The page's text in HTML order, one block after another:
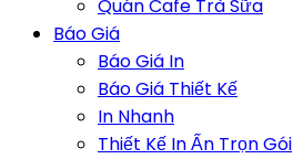
Quán Cafe Trà Sữa
Báo Giá
Báo Giá In
Báo Giá Thiết Kế
In Nhanh
Thiết Kế In Ấn Trọn Gói